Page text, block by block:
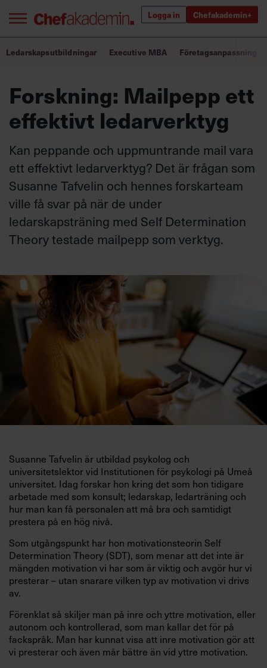
Logga in Chefakademin+
Chefakademin+
Annonsera
Om oss
Kontakta oss
Villkor och policy för
personuppgiftsbehandling
Sök
efter:
Bra ledare förändrar världen
Innehåll från Chef
Utbildning för ledare
Chefakademin+
Populära utbildningar
Ledarskapsutbildningar Executive MBA Företagsanpassning
Forskning: Mailpepp ett
effektivt ledarverktyg
Kan peppande och uppmuntrande mail vara
ett effektivt ledarverktyg? Det är frågan som
Susanne Tafvelin och hennes forskarteam
ville få svar på när de under
ledarskapsträning med Self Determination
Theory testade mailpepp som verktyg.
Susanne Tafvelin är utbildad psykolog och
universitetslektor vid Institutionen för psykologi på Umeå
universitet. Idag forskar hon kring det som hon tidigare
arbetade med som konsult; ledarskap, ledarträning och
hur man kan få personalen att må bra och samtidigt
prestera på en hög nivå.
Som utgångspunkt har hon motivationsteorin Self
Determination Theory (SDT), som menar att det inte är
mängden motivation vi har som är viktig och avgör hur vi
presterar – utan snarare vilken typ av motivation vi drivs
av.
Förenklat så skiljer man på inre och yttre motivation, eller
autonom och kontrollerad, som man kallar det för på
fackspråk. Man har kunnat visa att inre motivation gör att
vi presterar och även mår bättre än vid yttre motivation.